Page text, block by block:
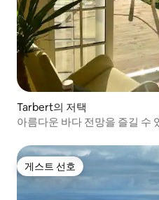
Tarbert의 저택
아름다운 바다 전망을 즐길 수
게스트 선호
게스트 선호